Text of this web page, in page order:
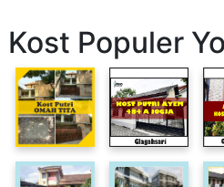
Kost Populer